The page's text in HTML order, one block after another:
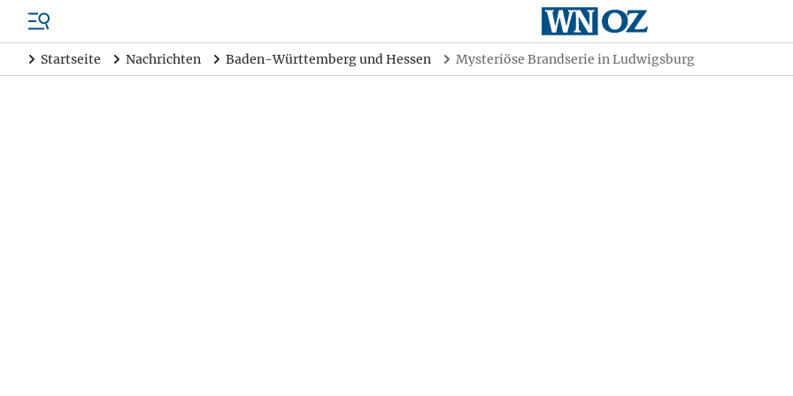
Startseite Nachrichten Baden-Württemberg und Hessen Mysteriöse Brandserie in Ludwigsburg